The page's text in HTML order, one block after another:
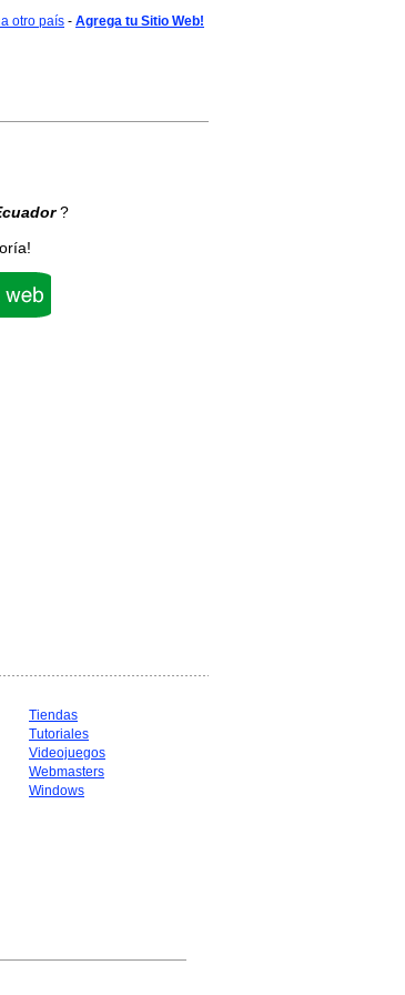
otro país - Agrega tu Sitio Web!
?
Tiendas
Tutoriales
Videojuegos
Webmasters
Windows